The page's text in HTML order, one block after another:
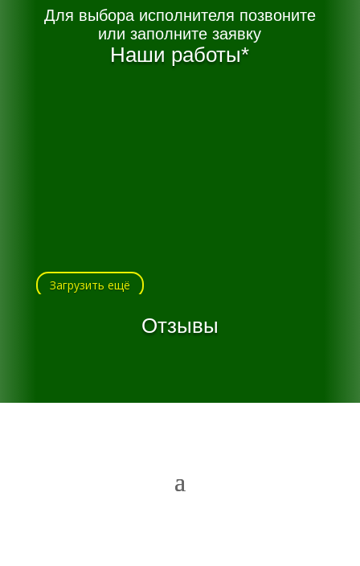
Для выбора исполнителя позвоните
или заполните заявку
Наши работы*
Загрузить ещё
Отзывы